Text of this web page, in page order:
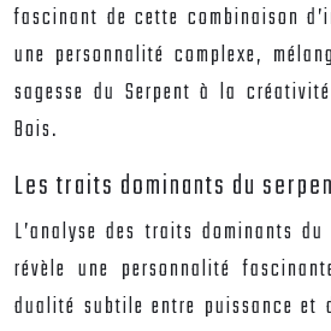
fascinant de cette combinaison
une personnalité complexe,
sagesse du Serpent à la
Bois.
Les traits dominants du
L’analyse des traits dominants
révèle une personnalité
dualité subtile entre puissance et